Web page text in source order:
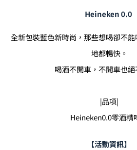
Heineken 0.0
全新包裝藍色新時尚，那些想喝卻不
地都暢快。
喝酒不開車，不開車也絕
|品項|
Heineken0.0零酒精
【活動資訊】